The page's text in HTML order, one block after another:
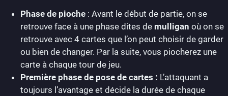
Phase de pioche : Avant le début de partie, on se
retrouve face à une phase dites de mulligan où on se
retrouve avec 4 cartes que l’on peut choisir de garder
ou bien de changer. Par la suite, vous piocherez une
carte à chaque tour de jeu.
Première phase de pose de cartes : L’attaquant a
toujours l’avantage et décide la durée de chaque